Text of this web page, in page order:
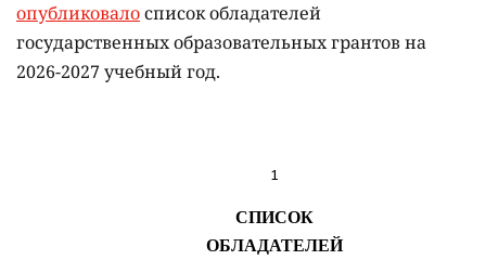
опубликовалосписок обладателей
государственных образовательных грантов на
2026-2027 учебный год.